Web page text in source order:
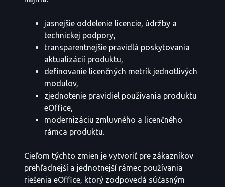
jasnejšie oddelenie licencie, údržby a
technickej podpory,
transparentnejšie pravidlá poskytovania
aktualizácií produktu,
definovanie licenčných metrík jednotlivých
modulov,
zjednotenie pravidiel používania produktu
eOffice,
modernizáciu zmluvného a licenčného
rámca produktu.
Cieľom týchto zmien je vytvoriť pre zákazníkov
prehľadnejší a jednotnejší rámec používania
riešenia eOffice, ktorý zodpovedá súčasným